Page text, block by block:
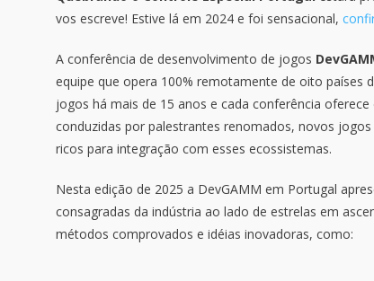
vos escreve! Estive lá em 2024 e foi sensacional,
A conferência de desenvolvimento de jogos
equipe que opera 100% remotamente de oito países
jogos há mais de 15 anos e cada conferência
conduzidas por palestrantes renomados, novos
ricos para integração com esses ecossistemas.
Nesta edição de 2025 a DevGAMM em Portugal
consagradas da indústria ao lado de estrelas em
métodos comprovados e idéias inovadoras, como: